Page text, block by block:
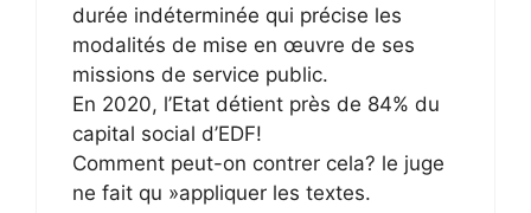
durée indéterminée qui précise les
modalités de mise en œuvre de ses
missions de service public.
En 2020, l’Etat détient près de 84% du
capital social d’EDF!
Comment peut-on contrer cela? le juge
ne fait qu »appliquer les textes.